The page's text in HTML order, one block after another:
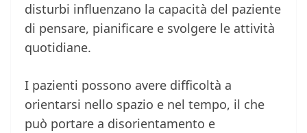
disturbi influenzano la capacità del paziente
di pensare, pianificare e svolgere le attività
quotidiane.
I pazienti possono avere difficoltà a
orientarsi nello spazio e nel tempo, il che
può portare a disorientamento e